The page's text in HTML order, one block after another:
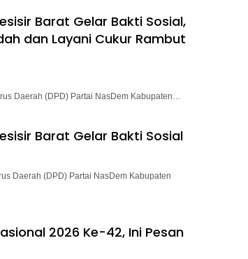
Barat Gelar Bakti Sosial,
dan Layani Cukur Rambut
Daerah (DPD) Partai NasDem Kabupaten…
Barat Gelar Bakti Sosial
Daerah (DPD) Partai NasDem Kabupaten
2026 Ke-42, Ini Pesan